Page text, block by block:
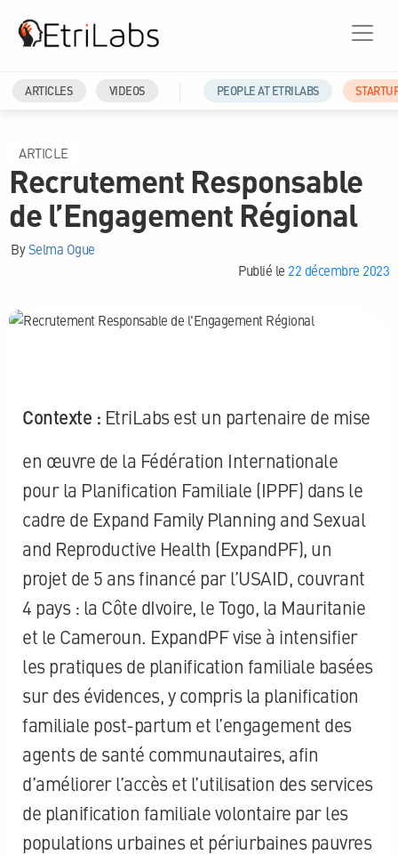
ARTICLES VIDEOS PEOPLE AT ETRILABS
ARTICLE
Recrutement Responsable
de l’Engagement Régional
BySelma Ogue
Publié le 22 décembre 2023
Contexte : EtriLabs est un partenaire de mise
en œuvre de la Fédération Internationale
pour la Planification Familiale (IPPF) dans le
cadre de Expand Family Planning and Sexual
and Reproductive Health (ExpandPF), un
projet de 5 ans financé par l’USAID, couvrant
4 pays : la Côte dIvoire, le Togo, la Mauritanie
et le Cameroun. ExpandPF vise à intensifier
les pratiques de planification familiale basées
sur des évidences, y compris la planification
familiale post-partum et l’engagement des
agents de santé communautaires, afin
d’améliorer l’accès et l’utilisation des services
de planification familiale volontaire par les
populations urbaines et périurbaines pauvres